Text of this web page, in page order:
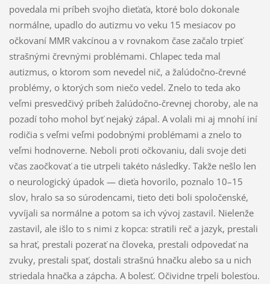
povedala mi príbeh svojho dieťaťa, ktoré bolo dokonale
normálne, upadlo do autizmu vo veku 15 mesiacov po
očkovaní MMR vakcínou a v rovnakom čase začalo trpieť
strašnými črevnými problémami. Chlapec teda mal
autizmus, o ktorom som nevedel nič, a žalúdočno-črevné
problémy, o ktorých som niečo vedel. Znelo to teda ako
veľmi presvedčivý príbeh žalúdočno-črevnej choroby, ale na
pozadí toho mohol byť nejaký zápal. A volali mi aj mnohí iní
rodičia s veľmi veľmi podobnými problémami a znelo to
veľmi hodnoverne. Neboli proti očkovaniu, dali svoje deti
včas zaočkovať a tie utrpeli takéto následky. Takže nešlo len
o neurologický úpadok — dieťa hovorilo, poznalo 10–15
slov, hralo sa so súrodencami, tieto deti boli spoločenské,
vyvíjali sa normálne a potom sa ich vývoj zastavil. Nielenže
zastavil, ale išlo to s nimi z kopca: stratili reč a jazyk, prestali
sa hrať, prestali pozerať na človeka, prestali odpovedať na
zvuky, prestali spať, dostali strašnú hnačku alebo sa u nich
striedala hnačka a zápcha. A bolesť. Očividne trpeli bolesťou.